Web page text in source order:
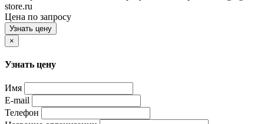
store.ru
Цена по запросу
Узнать цену
×
Узнать цену
Имя
E-mail
Телефон